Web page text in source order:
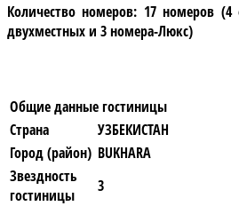
Количество номеров: 17 номеров
двухместных и 3 номера-Люкс)
Общие данные гостиницы
Страна
УЗБЕКИСТАН
Город (район) BUKHARA
Звездность
гостиницы
3